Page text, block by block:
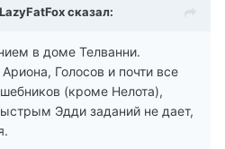
сказал:
в доме Телванни.
Голосов и почти все
(кроме Нелота),
Эдди заданий не дает,